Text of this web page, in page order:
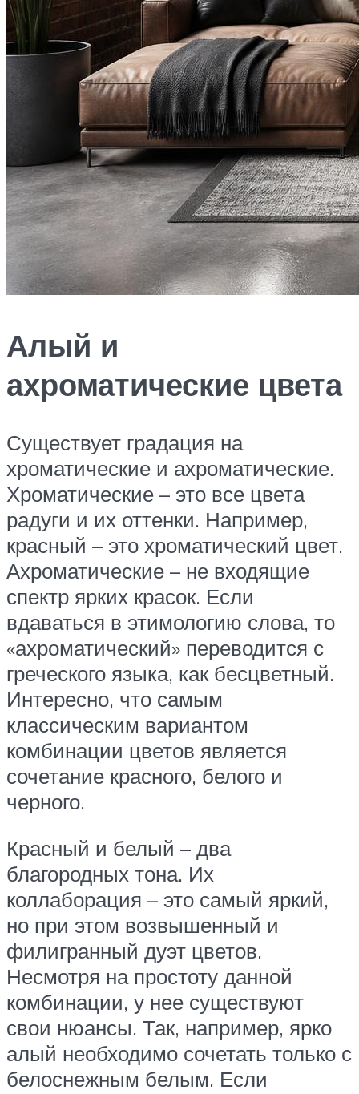
Алый и
ахроматические цвета
Существует градация на
хроматические и ахроматические.
Хроматические – это все цвета
радуги и их оттенки. Например,
красный – это хроматический цвет.
Ахроматические – не входящие
спектр ярких красок. Если
вдаваться в этимологию слова, то
«ахроматический» переводится с
греческого языка, как бесцветный.
Интересно, что самым
классическим вариантом
комбинации цветов является
сочетание красного, белого и
черного.
Красный и белый – два
благородных тона. Их
коллаборация – это самый яркий,
но при этом возвышенный и
филигранный дуэт цветов.
Несмотря на простоту данной
комбинации, у нее существуют
свои нюансы. Так, например, ярко
алый необходимо сочетать только с
белоснежным белым. Если